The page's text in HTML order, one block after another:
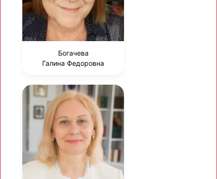
Богачева
Галина Федоровна